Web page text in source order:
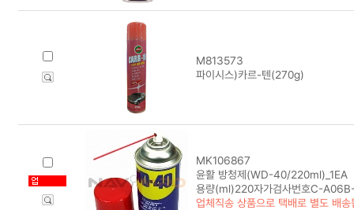
M813573
파이시스)카르-텐(270g)
MK106867
윤활 방청제(WD-40/220ml)_1EA
용량(ml)220자가검사번호C-
업체직송 상품으로 택배로 별도 배송